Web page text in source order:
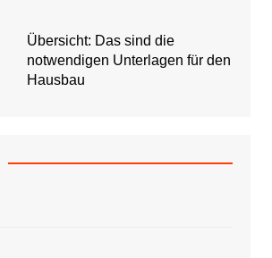
Übersicht: Das sind die
notwendigen Unterlagen für den
Hausbau